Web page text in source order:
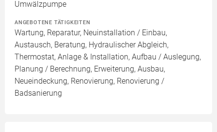
Umwälzpumpe
ANGEBOTENE TÄTIGKEITEN
Wartung, Reparatur, Neuinstallation / Einbau,
Austausch, Beratung, Hydraulischer Abgleich,
Thermostat, Anlage & Installation, Aufbau / Auslegung,
Planung / Berechnung, Erweiterung, Ausbau,
Neueindeckung, Renovierung, Renovierung /
Badsanierung